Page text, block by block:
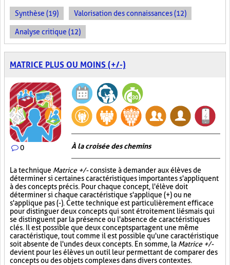
Synthèse (19) Valorisation des connaissances (12)
Analyse critique (12)
MATRICE PLUS OU MOINS (+/-)
0 À la croisée des chemins
La technique Matrice +/-consiste à demander aux élèves de
déterminer si certaines caractéristiques importantes s'appliquent
à des concepts précis. Pour chaque concept, l'élève doit
déterminer si chaque caractéristique s'applique (+) ou ne
s'applique pas (-). Cette technique est particulièrement efficace
pour distinguer deux concepts qui sont étroitement liés mais qui
se distinguent par la présence ou l'absence de caractéristiques
clés. Il est possible que deux concepts partagent une même
caractéristique, tout comme il est possible qu'une caractéristique
soit absente de l'un des deux concepts. En somme, la Matrice +/-
devient pour les élèves un outil leur permettant de comparer des
concepts ou des objets complexes dans divers contextes.